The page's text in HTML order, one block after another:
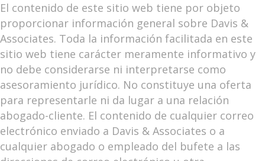
El contenido de este sitio web tiene por objeto
proporcionar información general sobre Davis &
Associates. Toda la información facilitada en este
sitio web tiene carácter meramente informativo y
no debe considerarse ni interpretarse como
asesoramiento jurídico. No constituye una oferta
para representarle ni da lugar a una relación
abogado-cliente. El contenido de cualquier correo
electrónico enviado a Davis & Associates o a
cualquier abogado o empleado del bufete a las